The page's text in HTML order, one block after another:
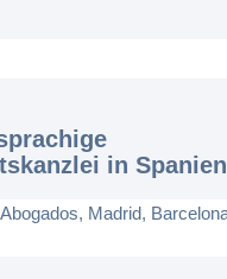
in Spanien